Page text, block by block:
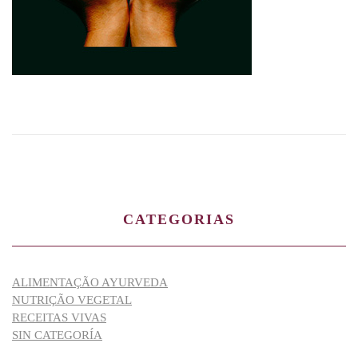
CATEGORIAS
ALIMENTAÇÃO AYURVEDA
NUTRIÇÃO VEGETAL
RECEITAS VIVAS
SIN CATEGORÍA